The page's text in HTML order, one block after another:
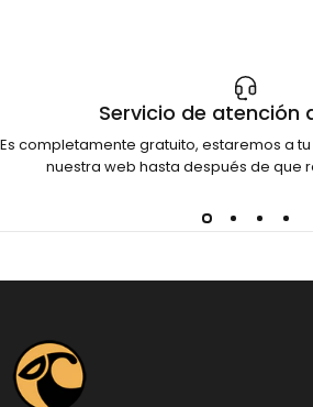
Servicio de atención
Es completamente gratuito, estaremos a
nuestra web hasta después de que
Dinosauria Creatures